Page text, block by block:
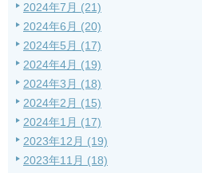
2024年7月 (21)
2024年6月 (20)
2024年5月 (17)
2024年4月 (19)
2024年3月 (18)
2024年2月 (15)
2024年1月 (17)
2023年12月 (19)
2023年11月 (18)